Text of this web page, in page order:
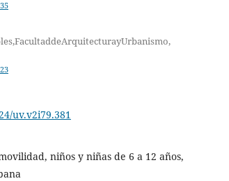
uv.v2i79.381
niños y niñas de 6 a 12 años,